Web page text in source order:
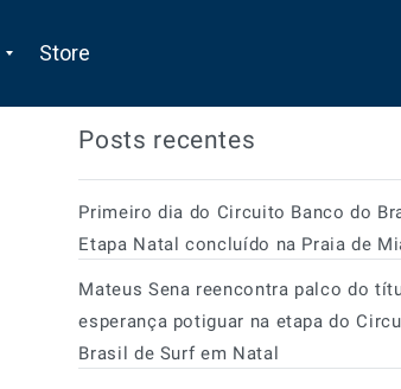
Store
Posts recentes
Primeiro dia do Circuito Banco do
Etapa Natal concluído na Praia de
Mateus Sena reencontra palco do
esperança potiguar na etapa do
Brasil de Surf em Natal